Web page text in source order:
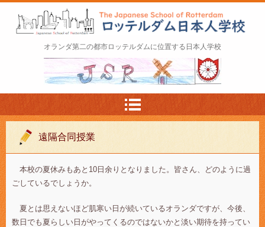
ロッテルダム日本人学校 The Japanese Schoo
l of Rotterdam
オランダ第二の都市ロッテルダムに位置する日本人学校
遠隔合同授業
本校の夏休みもあと10日余りとなりました。皆さん、どのように過
ごしているでしょうか。
夏とは思えないほど肌寒い日が続いているオランダですが、今後、
数日でも夏らしい日がやってくるのではないかと淡い期待を持ってい